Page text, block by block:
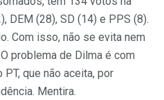
DEM (28), SD (14) e PPS (8).
Com isso, não se evita nem
problema de Dilma é com
que não aceita, por
Mentira.